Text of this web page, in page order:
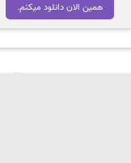
همین الان دانلود میکنم.